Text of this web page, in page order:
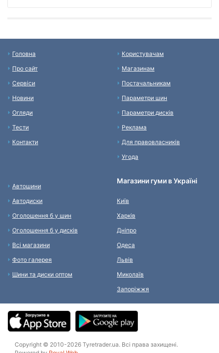
Головна
Про сайт
Сервіси
Новини
Огляди
Тести
Контакти
Користувачам
Магазинам
Постачальникам
Параметри шин
Параметри дисків
Реклама
Для правовласників
Угода
Автошини
Автодиски
Оголошення б у шин
Оголошення б у дисків
Всі магазини
Фото галерея
Шини та диски оптом
Магазини гуми в Україні
Київ
Харків
Дніпро
Одеса
Львів
Миколаїв
Запоріжжя
Copyright © 2010-2026 Tyretrader.ua. Всі права захищені.